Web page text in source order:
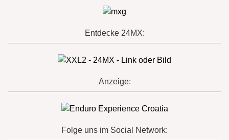
Entdecke 24MX:
Anzeige:
Folge uns im Social Network: